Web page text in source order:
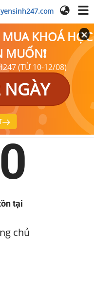
KHOÁ HỌC
(TỪ 10-12/08)
tại
chủ